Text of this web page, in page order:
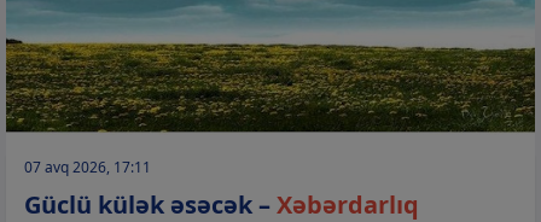
07 avq 2026, 17:11
Güclü külək əsəcək –Xəbərdarlıq